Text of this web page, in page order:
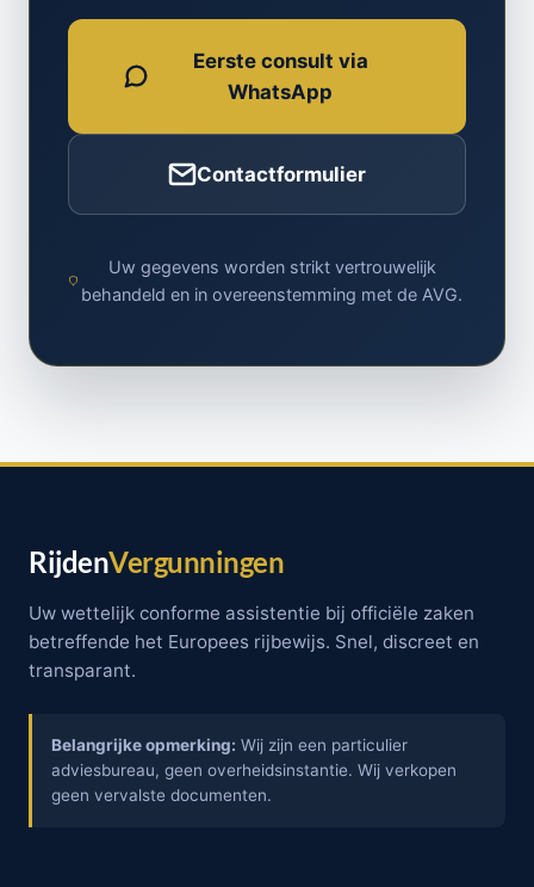
Eerste consult via
WhatsApp
Contactformulier
Uw gegevens worden strikt vertrouwelijk
behandeld en in overeenstemming met de AVG.
RijdenVergunningen
Uw wettelijk conforme assistentie bij officiële zaken
betreffende het Europees rijbewijs. Snel, discreet en
transparant.
Belangrijke opmerking: Wij zijn een particulier
adviesbureau, geen overheidsinstantie. Wij verkopen
geen vervalste documenten.